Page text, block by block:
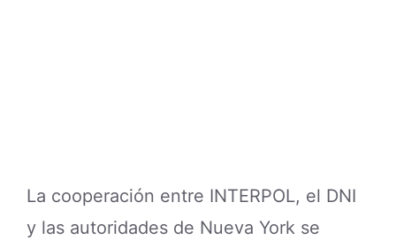
La cooperación entre INTERPOL, el DNI
y las autoridades de Nueva York se